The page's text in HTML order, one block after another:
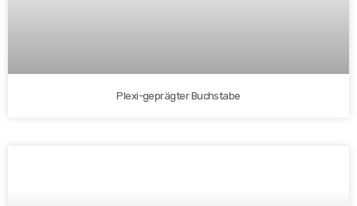
Plexi-geprägter Buchstabe